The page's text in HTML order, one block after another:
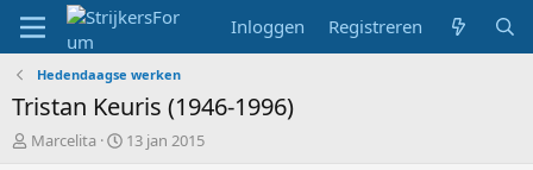
Inloggen Registreren
Hedendaagse werken
Tristan Keuris (1946-1996)
T
Marcelita
S13 jan 2015